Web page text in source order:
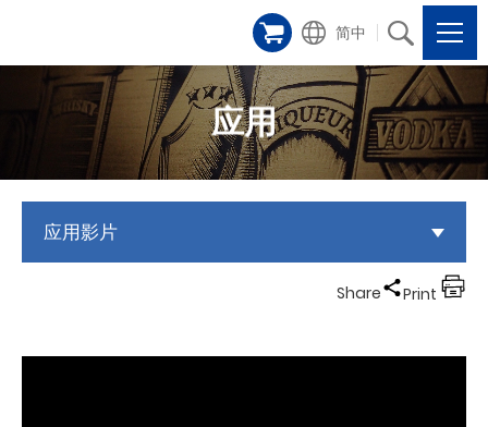
简中
应用
应用影片
Share Print